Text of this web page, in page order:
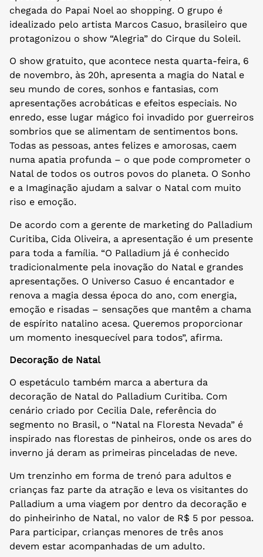
chegada do Papai Noel ao shopping. O grupo é
idealizado pelo artista Marcos Casuo, brasileiro que
protagonizou o show “Alegria” do Cirque du Soleil.
O show gratuito, que acontece nesta quarta-feira, 6
de novembro, às 20h, apresenta a magia do Natal e
seu mundo de cores, sonhos e fantasias, com
apresentações acrobáticas e efeitos especiais. No
enredo, esse lugar mágico foi invadido por guerreiros
sombrios que se alimentam de sentimentos bons.
Todas as pessoas, antes felizes e amorosas, caem
numa apatia profunda – o que pode comprometer o
Natal de todos os outros povos do planeta. O Sonho
e a Imaginação ajudam a salvar o Natal com muito
riso e emoção.
De acordo com a gerente de marketing do Palladium
Curitiba, Cida Oliveira, a apresentação é um presente
para toda a família. “O Palladium já é conhecido
tradicionalmente pela inovação do Natal e grandes
apresentações. O Universo Casuo é encantador e
renova a magia dessa época do ano, com energia,
emoção e risadas – sensações que mantêm a chama
de espírito natalino acesa. Queremos proporcionar
um momento inesquecível para todos”, afirma.
Decoração de Natal
O espetáculo também marca a abertura da
decoração de Natal do Palladium Curitiba. Com
cenário criado por Cecilia Dale, referência do
segmento no Brasil, o “Natal na Floresta Nevada” é
inspirado nas florestas de pinheiros, onde os ares do
inverno já deram as primeiras pinceladas de neve.
Um trenzinho em forma de trenó para adultos e
crianças faz parte da atração e leva os visitantes do
Palladium a uma viagem por dentro da decoração e
do pinheirinho de Natal, no valor de R$ 5 por pessoa.
Para participar, crianças menores de três anos
devem estar acompanhadas de um adulto.